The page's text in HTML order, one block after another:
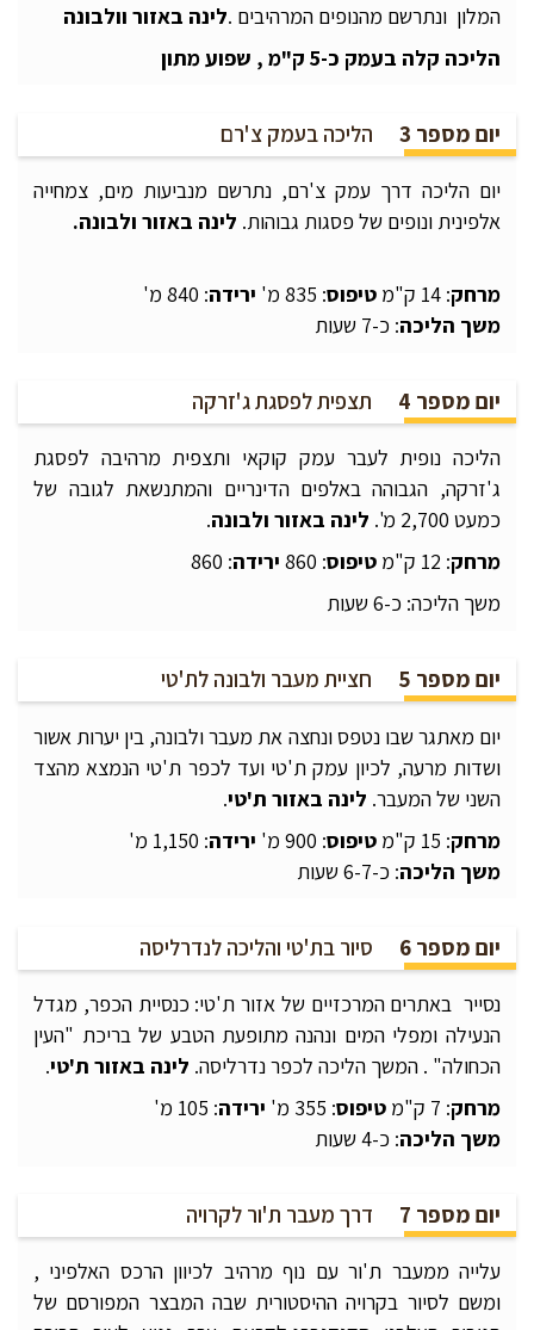
המלון ונתרשם מהנופים המרהיבים .לינה באזור וולבונה
הליכה קלה בעמק כ-5 ק"מ ,
שפועמתון
יום מספר 3 הליכה בעמק צ'רם
יום הליכה דרך עמק צ'רם, נתרשם מנביעות מים, צמחייה
אלפינית ונופים של פסגות גבוהות. לינה באזור ולבונה.
מרחק: 14 ק"מ טיפוס: 835 מ' ירידה: 840 מ'
משך הליכה: כ-7 שעות
יום מספר 4 תצפית לפסגת ג'זרקה
הליכה נופית לעבר עמק קוקאי ותצפית מרהיבה לפסגת
ג'זרקה, הגבוהה באלפים הדינריים והמתנשאת לגובה של
כמעט 2,700 מ'.
לינה באזור ולבונה.
מרחק: 12 ק"מ טיפוס: 860 ירידה: 860
משך הליכה: כ-6 שעות
יום מספר 5 חציית מעבר ולבונה לת'טי
יום מאתגר שבו נטפס ונחצה את מעבר ולבונה, בין יערות אשור
ושדות מרעה, לכיון עמק ת'טי ועד לכפר ת'טי הנמצא מהצד
השני של המעבר. לינה באזור ת'טי.
מרחק: 15 ק"מ טיפוס: 900 מ' ירידה: 1,150 מ'
משך הליכה: כ-6-7 שעות
יום מספר 6 סיור בת'טי והליכה לנדרליסה
נסייר באתרים המרכזיים של אזור ת'טי: כנסיית הכפר, מגדל
הנעילה ומפלי המים ונהנה מתופעת הטבע של בריכת "העין
הכחולה" . המשך הליכה לכפר נדרליסה. לינה באזור ת'טי.
מרחק: 7 ק"מ טיפוס: 355 מ' ירידה: 105 מ'
משך הליכה: כ-4 שעות
יום מספר 7 דרך מעבר ת'ור לקרויה
עלייה ממעבר ת'ור עם נוף מרהיב לכיוון הרכס האלפיני ,
ומשם לסיור בקרויה ההיסטורית שבה המבצר המפורסם של